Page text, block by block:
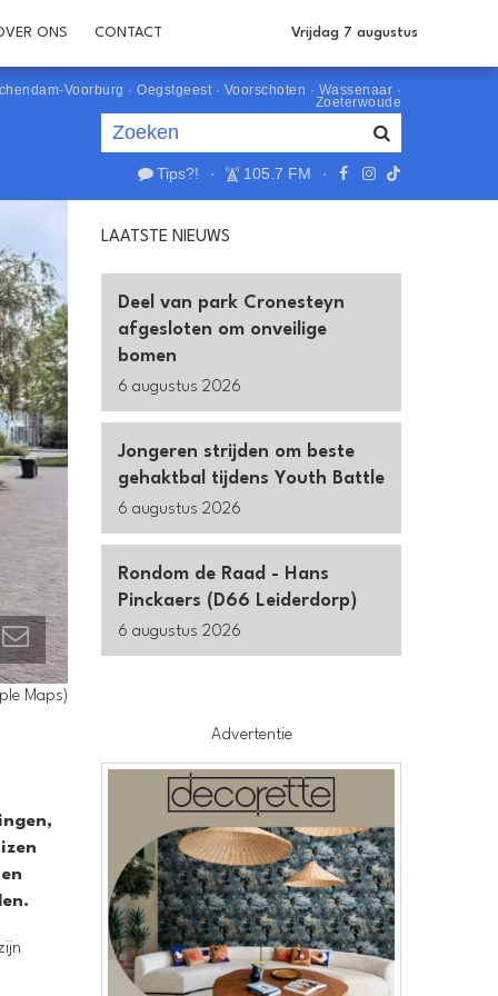
ONS CONTACT Vrijdag 7 augustus
Voorburg · Oegstgeest· Voorschoten · Wassenaar ·
Zoeterwoude
Tips?! · 105.7 FM ·
Maps)
LAATSTE NIEUWS
Deel van park Cronesteyn
afgesloten om onveilige
bomen
6 augustus 2026
Jongeren strijden om beste
gehaktbal tijdens Youth Battle
6 augustus 2026
Rondom de Raad - Hans
Pinckaers (D66 Leiderdorp)
6 augustus 2026
Advertentie